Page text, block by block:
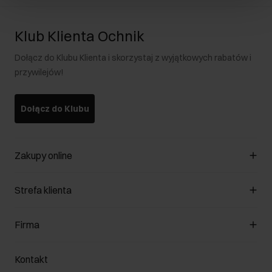
Klub Klienta Ochnik
Dołącz do Klubu Klienta i skorzystaj z wyjątkowych rabatów i
przywilejów!
Dołącz do Klubu
Zakupy online
Zarządzaj cookies
Formy płatności
Jak dokonać zwrotu?
Strefa klienta
Klub Klienta
Zwróć produkty
Firma
O nas
Kontakt